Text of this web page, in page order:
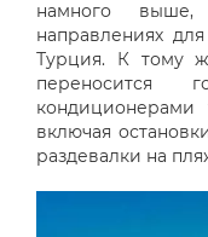
намного
направлениях
Турция. К тому
переносится
включая
раздевалки на